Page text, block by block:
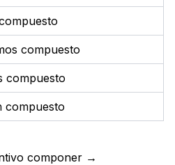
compuesto
compuesto
compuesto
componer →